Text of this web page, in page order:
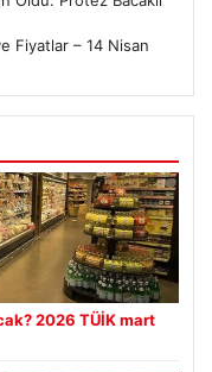
Fiyatlar – 14 Nisan
2026 TÜİK mart